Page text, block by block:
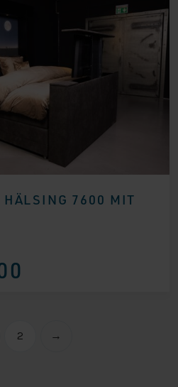
HÄLSING 7600 MIT
2 →